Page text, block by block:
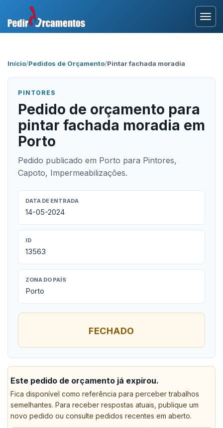
Início/Pedidos de Orçamento/Pintar fachada moradia
PINTORES
Pedido de orçamento para
pintar fachada moradia em
Porto
Pedido publicado em Porto para Pintores,
Capoto, Impermeabilizações.
DATA DE ENTRADA
14-05-2024
ID
13563
ZONA DO PAÍS
Porto
FECHADO
Este pedido de orçamento já expirou.
Fica disponível como referência para perceber trabalhos
semelhantes. Para receber respostas atuais, publique um
novo pedido ou consulte pedidos recentes em aberto.
Área Profissional
Como Funciona?
Testemunhos